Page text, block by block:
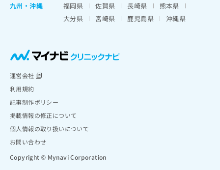
九州・沖縄
福岡県 佐賀県 長崎県
熊本県
大分県
宮崎県 鹿児島県 沖縄県
運営会社
利用規約
記事制作ポリシー
掲載情報の修正について
個人情報の取り扱いについて
お問い合わせ
Copyright © Mynavi Corporation